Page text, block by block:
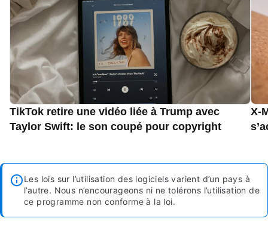
TikTok retire une vidéo liée à Trump avec
Taylor Swift: le son coupé pour copyright
X-
Les lois sur l’utilisation des logiciels varient d’un pays à
l’autre. Nous n’encourageons ni ne tolérons l’utilisation de
ce programme non conforme à la loi.